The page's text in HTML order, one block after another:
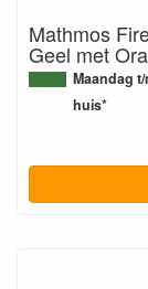
Mathmos
Geel met
Maandag
huis*